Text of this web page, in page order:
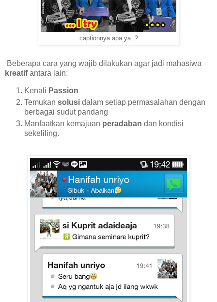
captionnya apa ya..?
Beberapa cara yang wajib dilakukan agar jadi mahasiwa
kreatifantara lain:
Kenali Passion
Temukan solusi dalam setiap permasalahan dengan
berbagai sudut pandang
Manfaatkan kemajuan peradaban dan kondisi
sekeliling.